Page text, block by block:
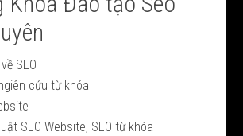
SEO
cứu từ khóa
SEO Website, SEO từ khóa